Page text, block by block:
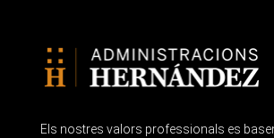
Els nostres valors professionals es